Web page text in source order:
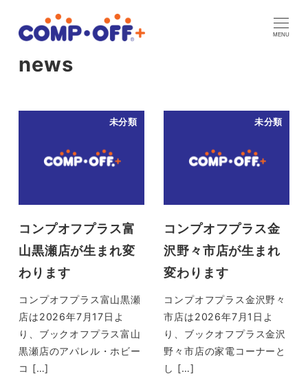
MENU
news
未分類
コンプオフプラス富
山黒瀬店が生まれ変
わります
コンプオフプラス富山黒瀬
店は2026年7月17日よ
り、ブックオフプラス富山
黒瀬店のアパレル・ホビー
コ […]
未分類
コンプオフプラス金
沢野々市店が生まれ
変わります
コンプオフプラス金沢野々
市店は2026年7月1日よ
り、ブックオフプラス金沢
野々市店の家電コーナーと
し […]